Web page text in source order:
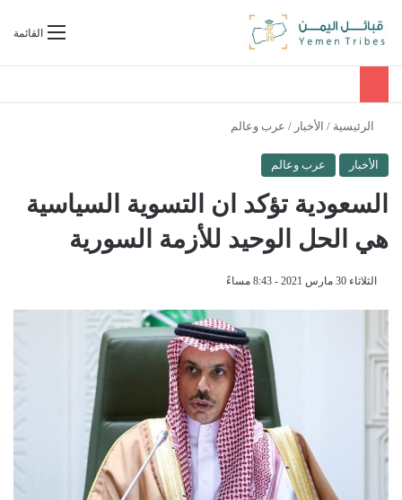
القائمةبحث عن
الرئيسية / الأخبار / عرب وعالم
الأخبار عرب وعالم
السعودية تؤكد ان التسوية السياسية
هي الحل الوحيد للأزمة السورية
الثلاثاء 30 مارس 2021 - 8:43 مساءً